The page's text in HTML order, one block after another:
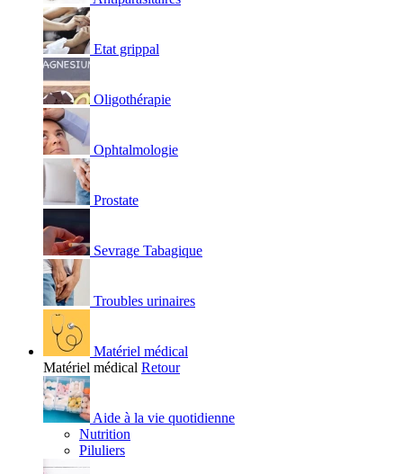
Etat grippal
Oligothérapie
Ophtalmologie
Prostate
Sevrage Tabagique
Troubles urinaires
Matériel médical
Matériel médical Retour
Aide à la vie quotidienne
Nutrition
Piluliers